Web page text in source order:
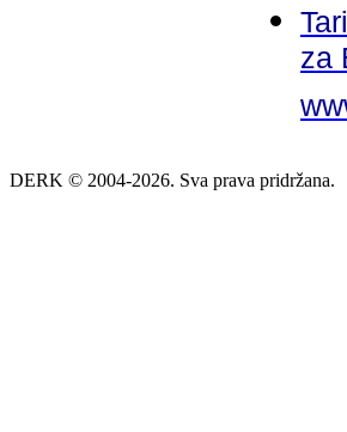
T
za
DERK © 2004-2026. Sva prava pridržana.